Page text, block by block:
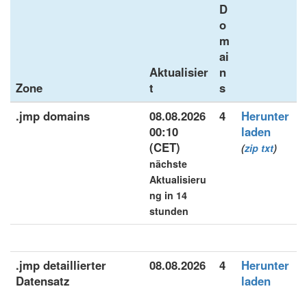
Zone
Aktualisier
t
D
o
m
ai
n
s
.jmp domains
08.08.2026
00:10
(CET)
nächste
Aktualisieru
ng in 14
stunden
4
Herunter
laden
(zip txt)
.jmp detaillierter
Datensatz
08.08.2026 4
Herunter
laden